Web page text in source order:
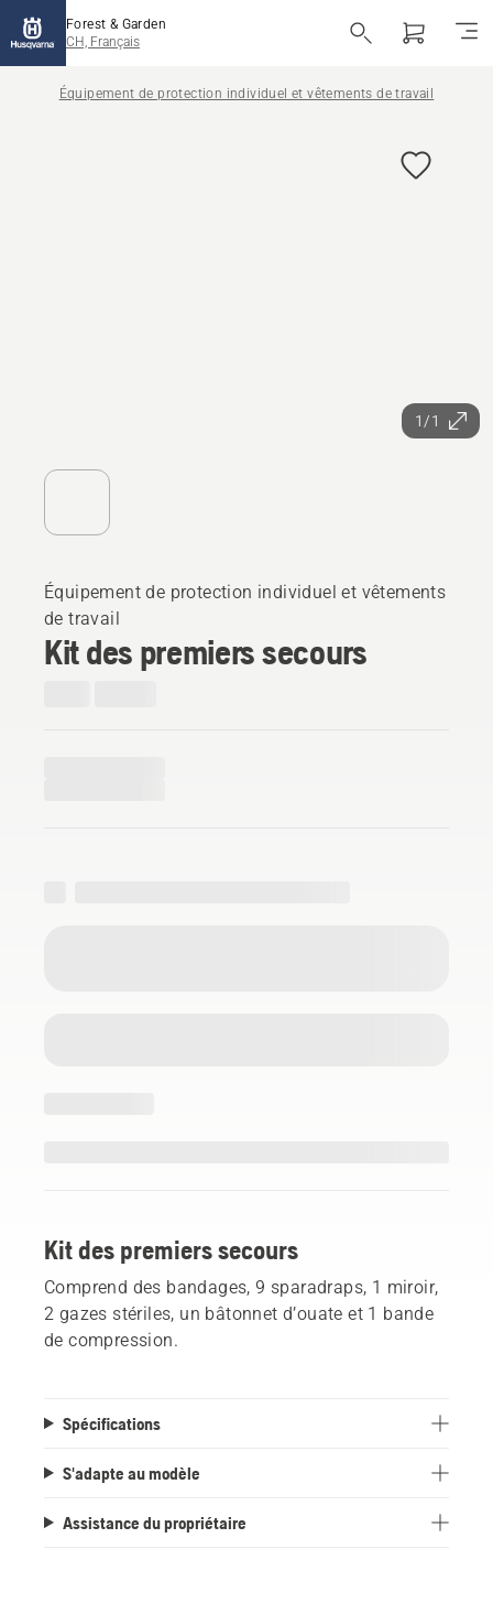
Forest & Garden
CH, Français
Équipement de protection individuel et vêtements de travail
1/1
Équipement de protection individuel et vêtements
de travail
Kit des premiers secours
Kit des premiers secours
Comprend des bandages, 9 sparadraps, 1 miroir,
2 gazes stériles, un bâtonnet d’ouate et 1 bande
de compression.
Spécifications
S'adapte au modèle
Assistance du propriétaire